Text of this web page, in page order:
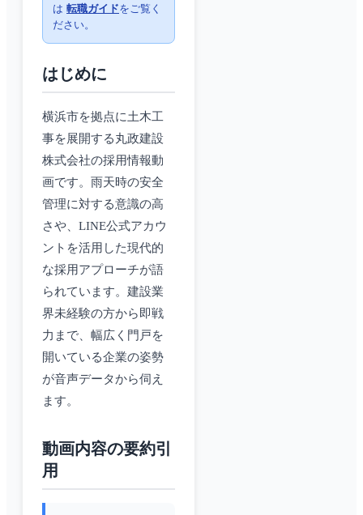
は 転職ガイドをご覧く
ださい。
はじめに
横浜市を拠点に土木工
事を展開する丸政建設
株式会社の採用情報動
画です。雨天時の安全
管理に対する意識の高
さや、LINE公式アカウ
ントを活用した現代的
な採用アプローチが語
られています。建設業
界未経験の方から即戦
力まで、幅広く門戸を
開いている企業の姿勢
が音声データから伺え
ます。
動画内容の要約引
用